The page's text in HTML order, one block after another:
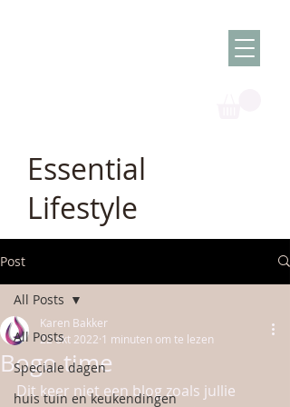
Essential
Lifestyle
Post
All Posts
Speciale dagen
huis tuin en keukendingen
All Posts
Bogo time
Karen Bakker
22 okt 2022 1 minuten om te lezen
Dit keer niet een blog zoals jullie